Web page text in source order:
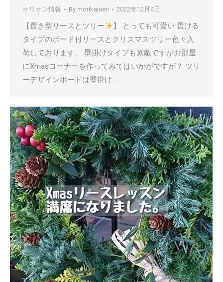
オリオン情報 By morikajuen 2022年12月4日
【置き型リースとツリー
】 とっても可愛い 置ける
タイプのボード付リースとクリスマスツリー色々入
荷しております。 壁掛けタイプも素敵ですがお部屋
にXmasコーナーを作ってみてはいかがですが？ ツリ
ーデザインボードは壁掛け…